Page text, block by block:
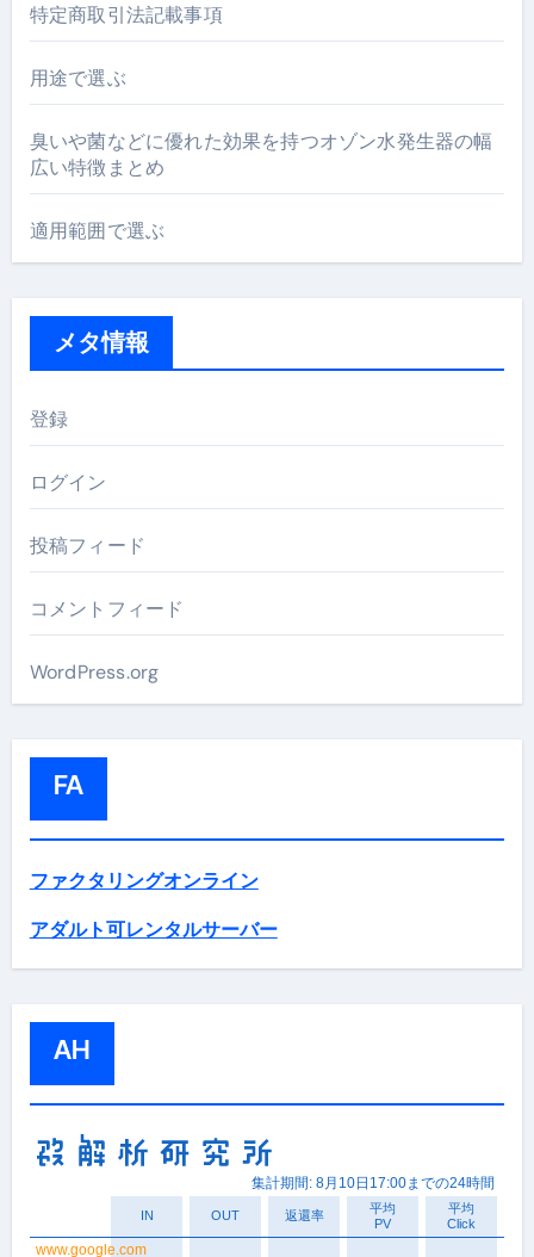
特定商取引法記載事項
用途で選ぶ
臭いや菌などに優れた効果を持つオゾン水発生器の幅
広い特徴まとめ
適用範囲で選ぶ
メタ情報
登録
ログイン
投稿フィード
コメントフィード
WordPress.org
FA
ファクタリングオンライン
アダルト可レンタルサーバー
AH